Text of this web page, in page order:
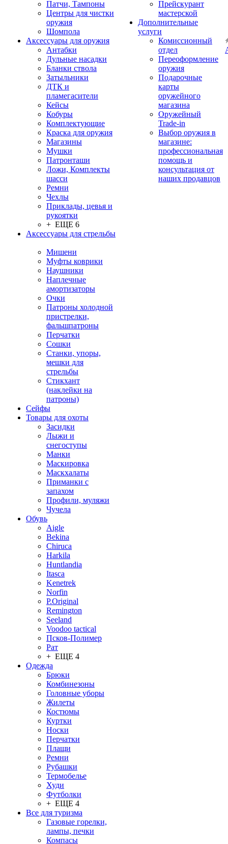
Патчи, Тампоны
Центры для чистки
оружия
Шомпола
Аксессуары для оружия
Антабки
Дульные насадки
Бланки ствола
Затыльники
ДТК и
пламегасители
Кейсы
Кобуры
Комплектующие
Краска для оружия
Магазины
Мушки
Патронташи
Ложи, Комплекты
шасси
Ремни
Чехлы
Приклады, цевья и
рукоятки
+ ЕЩЕ 6
Аксессуары для стрельбы
Мишени
Муфты коврики
Наушники
Наплечные
амортизаторы
Очки
Патроны холодной
пристрелки,
фальшпатроны
Перчатки
Сошки
Станки, упоры,
мешки для
стрельбы
Стикхант
(наклейки на
патроны)
Сейфы
Товары для охоты
Засидки
Лыжи и
снегоступы
Манки
Маскировка
Маскхалаты
Приманки с
запахом
Профили, муляжи
Чучела
Обувь
Aigle
Bekina
Chiruсa
Harkila
Huntlandia
Itasca
Kenetrek
Norfin
P.Original
Remington
Seeland
Voodoo tactical
Псков-Полимер
Рат
+ ЕЩЕ 4
Одежда
Брюки
Комбинезоны
Головные уборы
Жилеты
Костюмы
Куртки
Носки
Перчатки
Плащи
Ремни
Рубашки
Термобелье
Худи
Футболки
+ ЕЩЕ 4
Все для туризма
Газовые горелки,
лампы, печки
Компасы
Прейскурант
мастерской
Дополнительные
услуги
Комиссионный
отдел
Переоформление
оружия
Подарочные
карты
оружейного
магазина
Оружейный
Trade-in
Выбор оружия в
магазине:
профессиональная
помощь и
консультация от
наших продавцов